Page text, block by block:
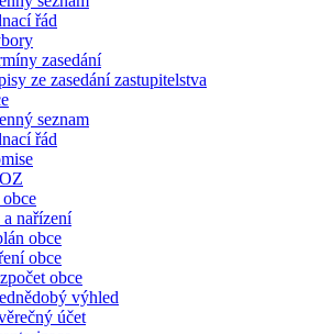
řád
zasedání
ze zasedání zastupitelstva
seznam
řád
obce
nařízení
obce
obce
obce
výhled
účet